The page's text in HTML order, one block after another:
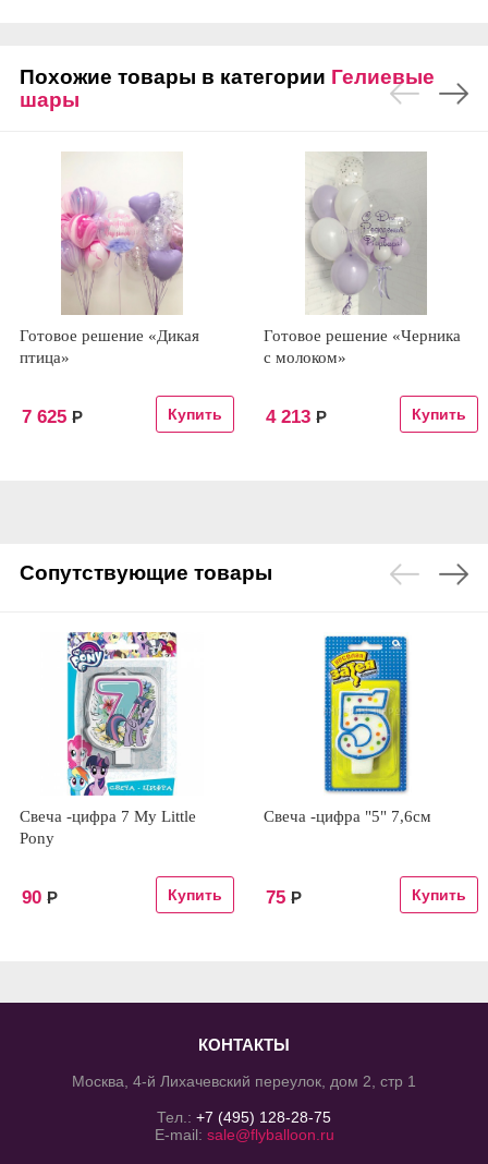
Похожие товары в категории Гелиевые
шары
Готовое решение «Дикая
птица»
7 625 Р
Готовое решение «Черника
с молоком»
4 213 Р
Сопутствующие товары
Свеча -цифра 7 My Little
Pony
90 Р
Свеча -цифра "5" 7,6см
75 Р
КОНТАКТЫ
Москва, 4-й Лихачевский переулок, дом 2, стр 1
Тел.: +7 (495) 128-28-75
E-mail: sale@flyballoon.ru